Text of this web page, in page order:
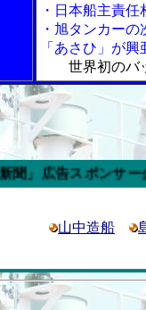
・日本船主責
・旭タンカー
「あさひ」が
世界初のバ
ンサー企業
山中造船